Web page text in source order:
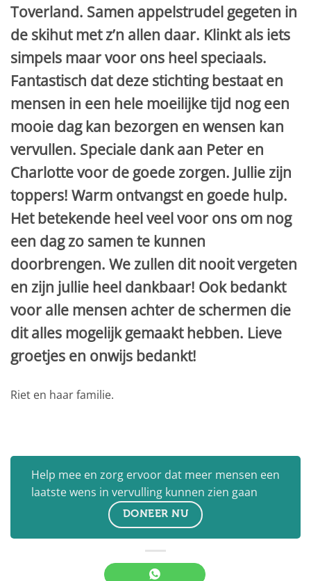
Toverland. Samen appelstrudel gegeten in
de skihut met z’n allen daar. Klinkt als iets
simpels maar voor ons heel speciaals.
Fantastisch dat deze stichting bestaat en
mensen in een hele moeilijke tijd nog een
mooie dag kan bezorgen en wensen kan
vervullen. Speciale dank aan Peter en
Charlotte voor de goede zorgen. Jullie zijn
toppers! Warm ontvangst en goede hulp.
Het betekende heel veel voor ons om nog
een dag zo samen te kunnen
doorbrengen. We zullen dit nooit vergeten
en zijn jullie heel dankbaar! Ook bedankt
voor alle mensen achter de schermen die
dit alles mogelijk gemaakt hebben. Lieve
groetjes en onwijs bedankt!
Riet en haar familie.
Help mee en zorg ervoor dat meer mensen een
laatste wens in vervulling kunnen zien gaan
DONEER NU